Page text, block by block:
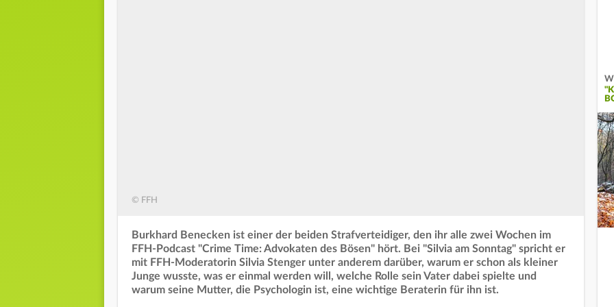
© FFH
Burkhard Benecken ist einer der beiden Strafverteidiger, den ihr alle zwei Wochen im
FFH-Podcast "Crime Time: Advokaten des Bösen" hört. Bei "Silvia am Sonntag" spricht er
mit FFH-Moderatorin Silvia Stenger unter anderem darüber, warum er schon als kleiner
Junge wusste, was er einmal werden will, welche Rolle sein Vater dabei spielte und
warum seine Mutter, die Psychologin ist, eine wichtige Beraterin für ihn ist.